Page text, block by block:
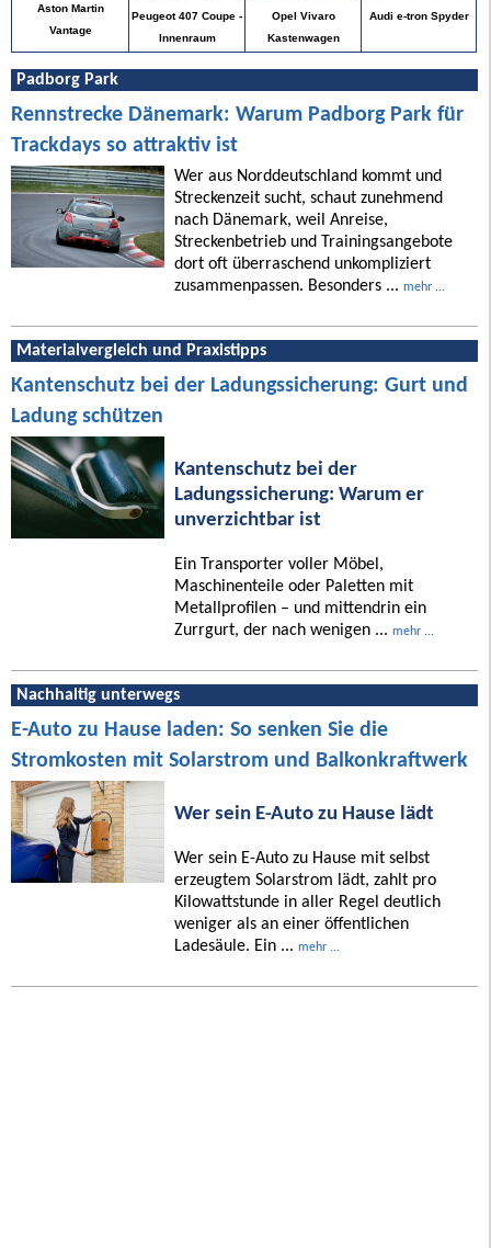
Aston Martin
Vantage
Peugeot 407 Coupe -
Innenraum
Opel Vivaro
Kastenwagen
Audi e-tron Spyder
Padborg Park
Rennstrecke Dänemark: Warum Padborg Park für
Trackdays so attraktiv ist
Wer aus Norddeutschland kommt und
Streckenzeit sucht, schaut zunehmend
nach Dänemark, weil Anreise,
Streckenbetrieb und Trainingsangebote
dort oft überraschend unkompliziert
zusammenpassen. Besonders ... mehr ...
Materialvergleich und Praxistipps
Kantenschutz bei der Ladungssicherung: Gurt und
Ladung schützen
Kantenschutz bei der
Ladungssicherung: Warum er
unverzichtbar ist
Ein Transporter voller Möbel,
Maschinenteile oder Paletten mit
Metallprofilen – und mittendrin ein
Zurrgurt, der nach wenigen ... mehr ...
Nachhaltig unterwegs
E-Auto zu Hause laden: So senken Sie die
Stromkosten mit Solarstrom und Balkonkraftwerk
Wer sein E-Auto zu Hause lädt
Wer sein E-Auto zu Hause mit selbst
erzeugtem Solarstrom lädt, zahlt pro
Kilowattstunde in aller Regel deutlich
weniger als an einer öffentlichen
Ladesäule. Ein ... mehr ...